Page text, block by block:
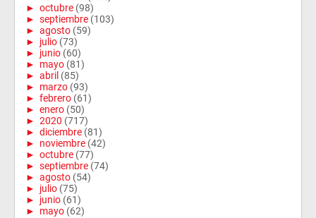
► octubre (98)
► septiembre (103)
► agosto (59)
► julio (73)
► junio (60)
► mayo (81)
► abril (85)
► marzo (93)
► febrero (61)
► enero (50)
► 2020 (717)
► diciembre (81)
► noviembre (42)
► octubre (77)
► septiembre (74)
► agosto (54)
► julio (75)
► junio (61)
► mayo (62)